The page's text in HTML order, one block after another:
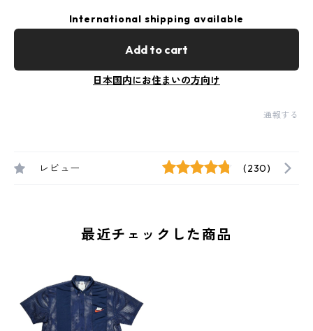
International shipping available
Add to cart
日本国内にお住まいの方向け
通報する
レビュー (230)
最近チェックした商品